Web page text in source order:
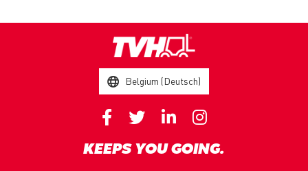
Belgium (Deutsch)
KEEPS YOU GOING.